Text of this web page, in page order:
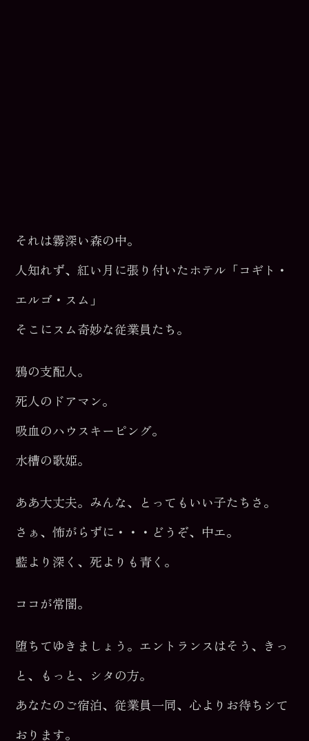
それは霧深い森の中。
人知れず、紅い月に張り付いたホテル「コギト・
エルゴ・スム」
そこにスム奇妙な従業員たち。
鴉の支配人。
死人のドアマン。
吸血のハウスキーピング。
水槽の歌姫。
ああ大丈夫。みんな、とってもいい子たちさ。
さぁ、怖がらずに・・・どうぞ、中エ。
藍より深く、死よりも青く。
ココが常闇。
堕ちてゆきましょう。エントランスはそう、きっ
と、もっと、シタの方。
あなたのご宿泊、従業員一同、心よりお待ちシて
おります。